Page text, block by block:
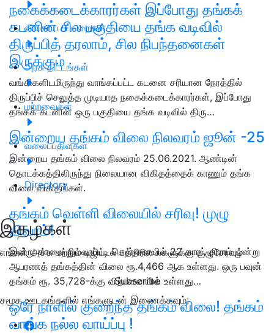
விவசாய பட்டறைகள்
அரசு திட்டங்கள்
மற்றவைகள்
வலைப்பதிவுகள்
Directory
இதழ்கள்
எங்கள் அச்சு மற்றும் டிஜிட்டல் பத்திரிகைகளுக்கு குழுசேரவும்
Subscribe
சமூக ஊடகங்களில் எங்களுடன் இணைக்கவும்:
நகைக்கடைக்காரர்கள் இப்போது தங்கக்
கடனின் சில பகுதியை தங்க வடிவில்
திருப்பித் தரலாம், சில நிபந்தனைகள்
இருக்கும்
வங்கிகளிடமிருந்து வாங்கப்பட்ட கடனை சரியான நேரத்தில்
திருப்பிச் செலுத்த முடியாத நகைக்கடைக்காரர்கள், இப்போது
தங்கக் கடனின் ஒரு பகுதியை தங்க வடிவில் திரு…
இன்றைய தங்கம் விலை நிலவரம் ஜூன் -25
இன்றைய தங்கம் விலை நிலவரம் 25.06.2021. ஆண்டின்
தொடக்கத்திலிருந்து நிலையான விகிதத்தைக் காணும் தங்க
விலை விகிதங்கள்.
தங்கம் வெள்ளி விலையில் சரிவு! முழு
விவரம்!
இன்று காலை நிலவரப்படி சென்னையில் 22 காரட் கிராம் ஒன்று
ஆபரணத் தங்கத்தின் விலை ரூ.4,466 ஆக உள்ளது. ஒரு பவுன்
தங்கம் ரூ. 35,728-க்கு விற்பனையில் உள்ளது…
ஒரே நாளில் குறைந்த தங்கம் விலை! தங்கம்
வாங்க நல்ல வாய்ப்பு !